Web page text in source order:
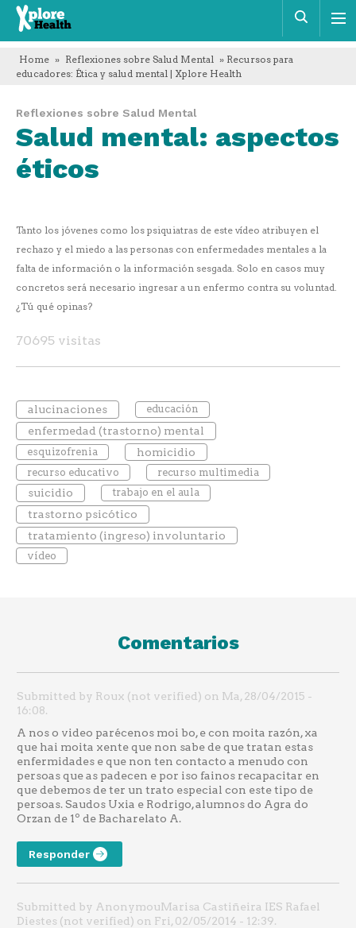
Xplore
Health
Home » Reflexiones sobre Salud Mental » Recursos para
educadores: Ética y salud mental | Xplore Health
Reflexiones sobre Salud Mental
Salud mental: aspectos
éticos
Tanto los jóvenes como los psiquiatras de este vídeo atribuyen el
rechazo y el miedo a las personas con enfermedades mentales a la
falta de información o la información sesgada. Solo en casos muy
concretos será necesario ingresar a un enfermo contra su voluntad.
¿Tú qué opinas?
70695 visitas
alucinaciones educación
enfermedad (trastorno) mental
esquizofrenia homicidio
recurso educativo recurso multimedia
suicidio trabajo en el aula
trastorno psicótico
tratamiento (ingreso) involuntario
vídeo
Comentarios
Submitted by Roux (not verified) on Ma, 28/04/2015 -
16:08.
A nos o video parécenos moi bo, e con moita razón, xa
que hai moita xente que non sabe de que tratan estas
enfermidades e que non ten contacto a menudo con
persoas que as padecen e por iso fainos recapacitar en
que debemos de ter un trato especial con este tipo de
persoas. Saudos Uxia e Rodrigo, alumnos do Agra do
Orzan de 1º de Bacharelato A.
Responder
Submitted by AnonymouMarisa Castiñeira IES Rafael
Diestes (not verified) on Fri, 02/05/2014 - 12:39.